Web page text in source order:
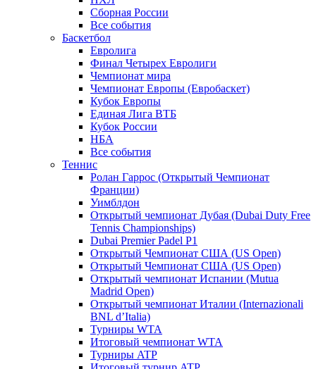
Сборная России
Все события
Баскетбол
Евролига
Финал Четырех Евролиги
Чемпионат мира
Чемпионат Европы (Евробаскет)
Кубок Европы
Единая Лига ВТБ
Кубок России
НБА
Все события
Теннис
Ролан Гаррос (Открытый Чемпионат
Франции)
Уимблдон
Открытый чемпионат Дубая (Dubai Duty Free
Tennis Championships)
Dubai Premier Padel P1
Открытый Чемпионат США (US Open)
Открытый Чемпионат США (US Open)
Открытый чемпионат Испании (Mutua
Madrid Open)
Открытый чемпионат Италии (Internazionali
BNL d’Italia)
Турниры WTA
Итоговый чемпионат WTA
Турниры ATP